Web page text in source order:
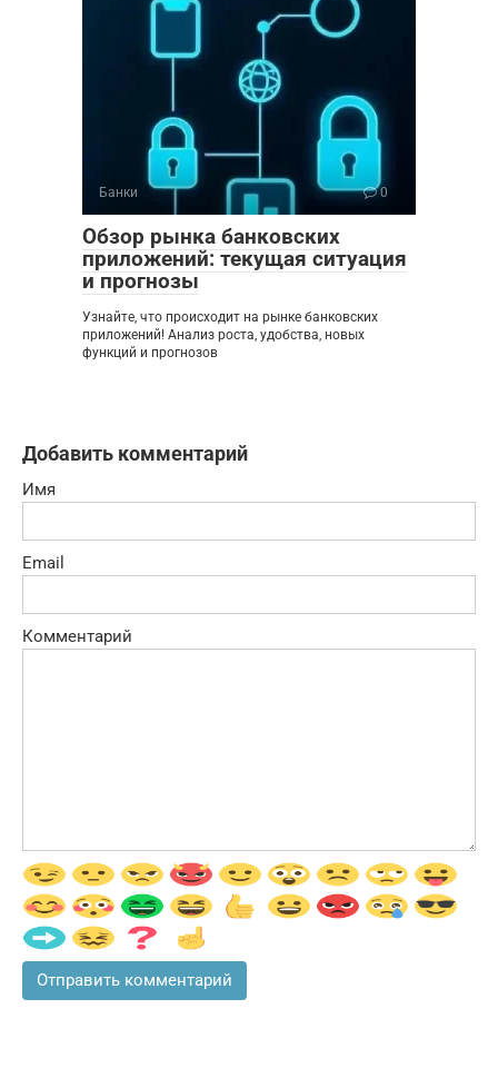
Банки 0
Обзор рынка банковских
приложений: текущая ситуация
и прогнозы
Узнайте, что происходит на рынке банковских
приложений! Анализ роста, удобства, новых
функций и прогнозов
Добавить комментарий
Имя
Email
Комментарий